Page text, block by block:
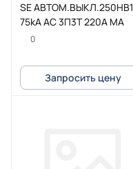
SE АВТОМ.ВЫКЛ.250HB1
75kA AC 3П3Т 220A MA
0
Запросить цену